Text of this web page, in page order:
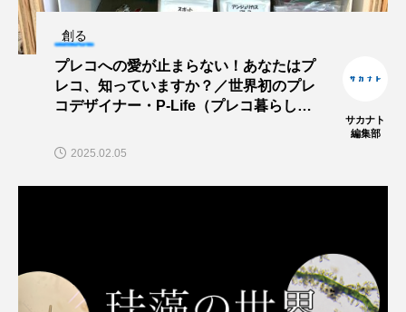
ヤマトヌマエビ
ユウゼン ユウレイクラゲ ユカタハタ
ヨコエビ
ワカメ
ワタカ ワニ ワレカラ
創る
プレコへの愛が止まらない！あなたはプ
レコ、知っていますか？／世界初のプレ
コデザイナー・P-Life（プレコ暮らし）
サカナト
編集部
2025.02.05